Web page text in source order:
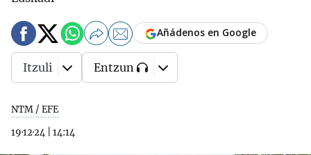
NTM / EFE
19·12·24
14:14
Añádenos en Google
Itzuli Entzun